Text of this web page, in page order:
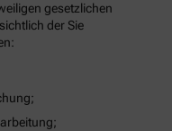
gesetzlichen
der Sie